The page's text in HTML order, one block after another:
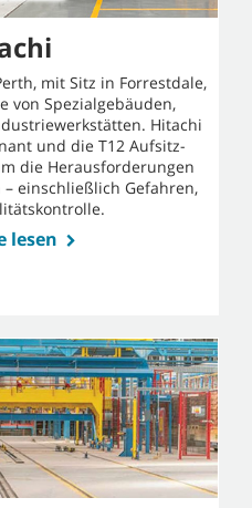
mit Sitz in Forrestdale,
von Spezialgebäuden,
Hitachi
und die T12 Aufsitz-
die Herausforderungen
einschließlich Gefahren,
lesen